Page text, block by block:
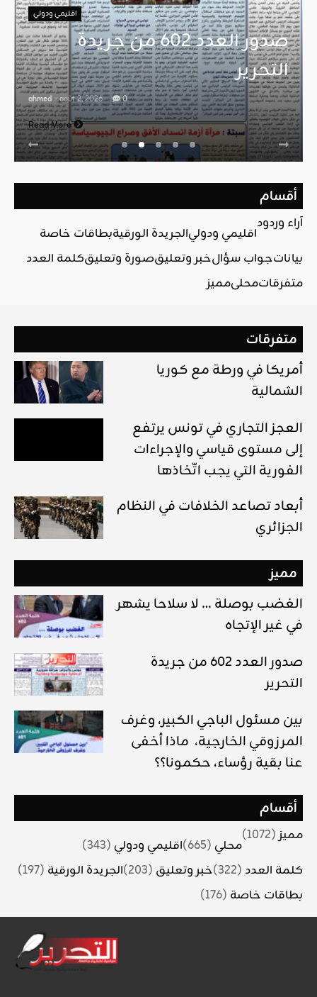
اقليمي ودولي
صدور العدد 602 من جريدة
التحرير
ahmed - août 2, 2026 0
Read More
أقسام
آراء وردود
اقليمي ودوليالجريدة الورقيةبطاقات خاصة
بياناتجواب سؤالخبر وتعليقصورة وتعليقكلمة العدد
متفرقاتمحليمميز
متفرقات
أمريكا في ورطة مع كوريا
الشمالية
العجز التجاري في تونس يرتفع
إلى مستوى قياسي والإجراءات
الفورية التي يجب اتّخاذها
أبعاد تصاعد الخلافات في النظام
الجزائري
مميز
الغضب بوصلة … لا سلاحا يشهر
في غير الإتجاه
صدور العدد 602 من جريدة
التحرير
بين مسئول الباجي الكبير، وغرف
المرزوقي الخارجية، ماذا أخفى
عنا بقية رؤساء، حكمونا؟؟
أقسام
مميز(1072)
محلي (665) اقليمي ودولي (343)
كلمة العدد (322) خبر وتعليق (203) الجريدة الورقية (197)
بطاقات خاصة (176)